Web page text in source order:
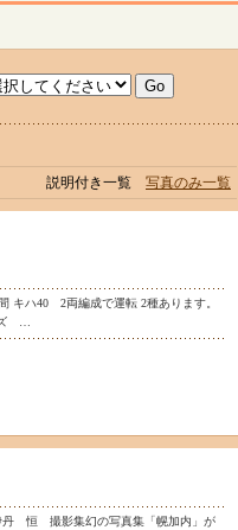
説明付き一覧 写真のみ一覧
キハ40 2両編成で運転 2種あります。
ズ …
丹 恒 撮影集幻の写真集「幌加内」が